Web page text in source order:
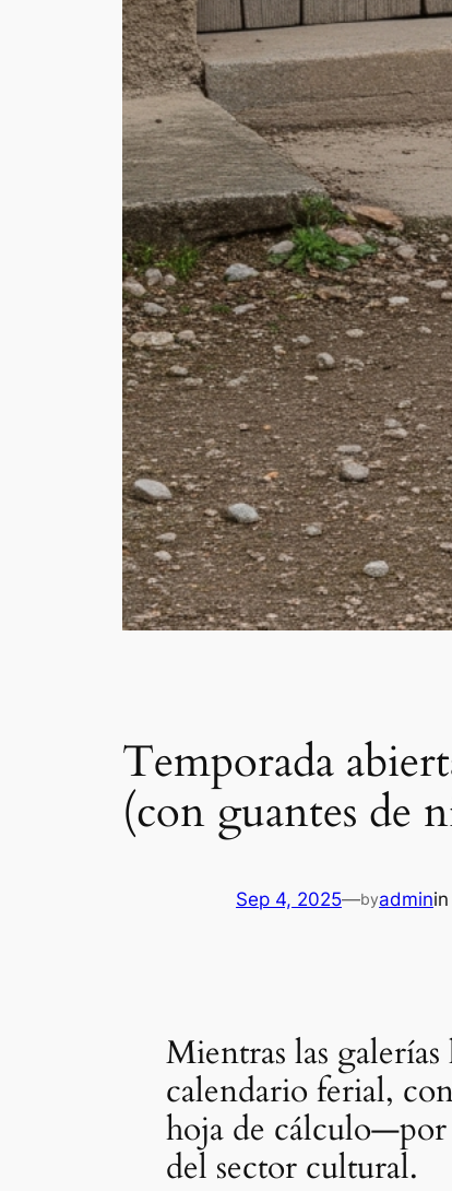
Temporada
(con guantes de
Sep 4, 2025—byadminin
Mientras las galerías
calendario ferial,
hoja de cálculo—por
del sector cultural.